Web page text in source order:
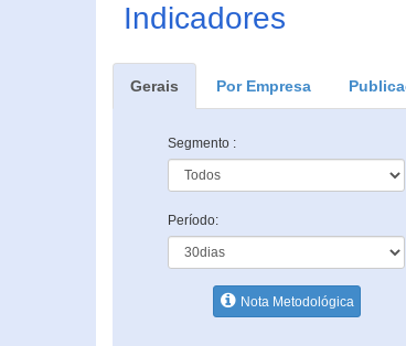
Indicadores
Gerais Por Empresa
Segmento :
Período:
Nota Metodológica